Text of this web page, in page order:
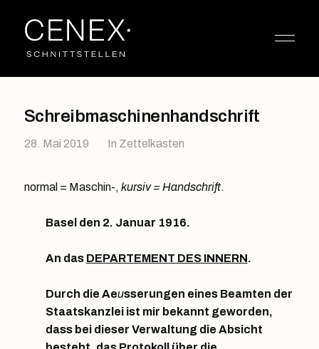
Schreibmaschinenhandschrift
28. Mai 2019 In Zettelkasten
normal = Maschin-, kursiv = Handschrift.
Basel den 2. Januar 1916.
An das DEPARTEMENT DES INNERN.
Durch die Aeusserungen eines Beamten der
Staatskanzlei ist mir bekannt geworden,
dass bei dieser Verwaltung die Absicht